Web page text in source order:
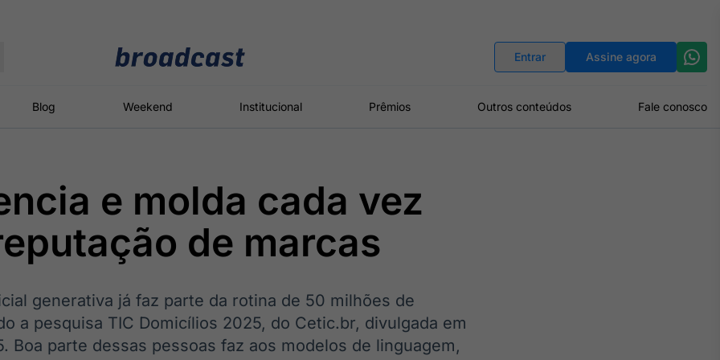
Entrar Assine agora
Blog Weekend Institucional Prêmios Outros conteúdos Fale conosco
Político
Os bastidores da
Energia
O setor de
White Label
Plataforma para
Broadcast
Broadcast
Broadcast
Broadcast
e molda cada vez
de marcas
generativa já faz parte da rotina de 50 milhões de
a pesquisa TIC Domicílios 2025, do Cetic.br, divulgada em
Boa parte dessas pessoas faz aos modelos de linguagem,